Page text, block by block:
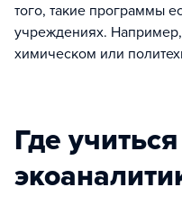
того, такие программы
учреждениях.
химическом или
Где